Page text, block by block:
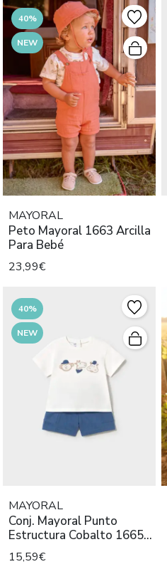
40%
NEW
MAYORAL
Peto Mayoral 1663 Arcilla
Para Bebé
23,99€
40%
NEW
MAYORAL
Conj. Mayoral Punto
Estructura Cobalto 1665
Niño
15,59€